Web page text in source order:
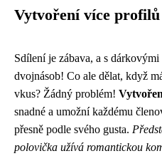
Vytvoření více profilů
Sdílení je zábava, a s
dvojnásob! Co ale dělat, když
vkus? Žádný problém!
snadné a umožní každému
přesně podle svého gusta.
polovička užívá romantickou